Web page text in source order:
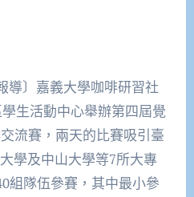
導〕嘉義大學咖啡研習社
生活動中心舉辦第四屆覺
流賽，兩天的比賽吸引臺
學及中山大學等7所大專
組隊伍參賽，其中最小參